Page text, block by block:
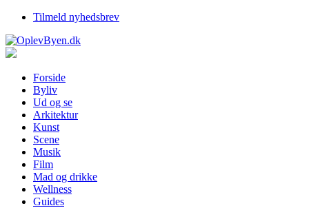
Tilmeld nyhedsbrev
Forside
Byliv
Ud og se
Arkitektur
Kunst
Scene
Musik
Film
Mad og drikke
Wellness
Guides